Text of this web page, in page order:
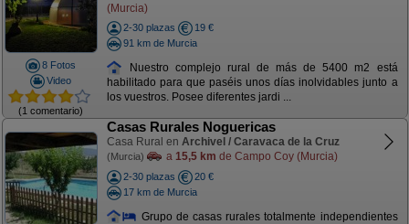
8 Fotos
Video
(1 comentario)
(Murcia)
2-30 plazas
19 €
91 km de Murcia
Nuestro complejo rural de más de 5400 m2 está
habilitado para que paséis unos días inolvidables junto a
los vuestros. Posee diferentes jardi ...
Casas Rurales Noguericas
Casa Rural en Archivel / Caravaca de la Cruz
(Murcia) a 15,5 km de Campo Coy (Murcia)
2-30 plazas
20 €
17 km de Murcia
Grupo de casas rurales totalmente independientes